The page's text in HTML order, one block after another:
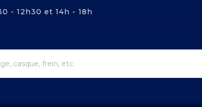
- 12h30 et 14h - 18h